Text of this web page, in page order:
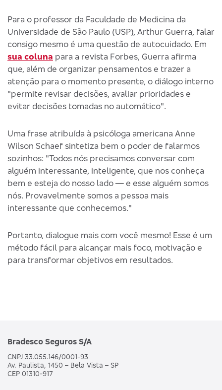
Para o professor da Faculdade de Medicina da
Universidade de São Paulo (USP), Arthur Guerra, falar
consigo mesmo é uma questão de autocuidado. Em
sua coluna para a revista Forbes, Guerra afirma
que, além de organizar pensamentos e trazer a
atenção para o momento presente, o diálogo interno
"permite revisar decisões, avaliar prioridades e
evitar decisões tomadas no automático".
Uma frase atribuída à psicóloga americana Anne
Wilson Schaef sintetiza bem o poder de falarmos
sozinhos: "Todos nós precisamos conversar com
alguém interessante, inteligente, que nos conheça
bem e esteja do nosso lado — e esse alguém somos
nós. Provavelmente somos a pessoa mais
interessante que conhecemos."
Portanto, dialogue mais com você mesmo! Esse é um
método fácil para alcançar mais foco, motivação e
para transformar objetivos em resultados.
Bradesco Seguros S/A
CNPJ 33.055.146/0001-93
Av. Paulista, 1450 – Bela Vista – SP
CEP 01310-917